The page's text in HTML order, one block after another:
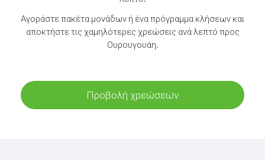
Αγοράστε πακέτα μονάδων ή ένα πρόγραμμα κλήσεων και
αποκτήστε τις χαμηλότερες χρεώσεις ανά λεπτό προς
Ουρουγουάη.
Προβολή χρεώσεων